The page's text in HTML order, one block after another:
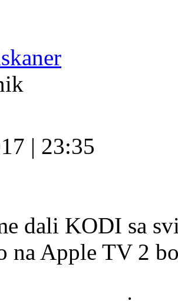
| 23:35
dali KODI sa
na Apple TV 2